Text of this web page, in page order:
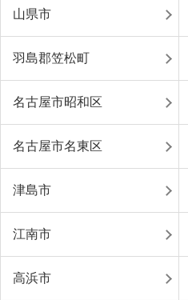
山県市
羽島郡笠松町
名古屋市昭和区
名古屋市名東区
津島市
江南市
高浜市